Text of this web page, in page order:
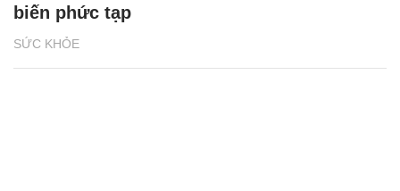
SỨC KHỎE
biến phức tạp